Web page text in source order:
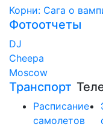
Корни: Сага о
Фотоотчеты
DJ
Cheepa
Moscow
Транспорт
Расписание
самолетов